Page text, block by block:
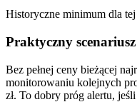
Historyczne minimum dla
Praktyczny
Bez pełnej ceny bieżącej
monitorowaniu kolejnych
zł. To dobry próg alertu,